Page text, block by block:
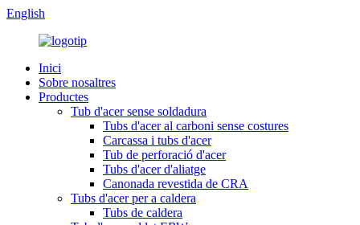
English
Inici
Sobre nosaltres
Productes
Tub d'acer sense soldadura
Tubs d'acer al carboni sense costures
Carcassa i tubs d'acer
Tub de perforació d'acer
Tubs d'acer d'aliatge
Canonada revestida de CRA
Tubs d'acer per a caldera
Tubs de caldera